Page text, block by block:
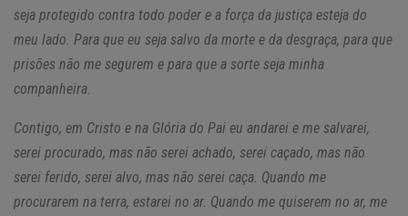
seja protegido contra todo poder e a força da justiça esteja do
meu lado. Para que eu seja salvo da morte e da desgraça, para que
prisões não me segurem e para que a sorte seja minha
companheira.
Contigo, em Cristo e na Glória do Pai eu andarei e me salvarei,
serei procurado, mas não serei achado, serei caçado, mas não
serei ferido, serei alvo, mas não serei caça. Quando me
procurarem na terra, estarei no ar. Quando me quiserem no ar, me